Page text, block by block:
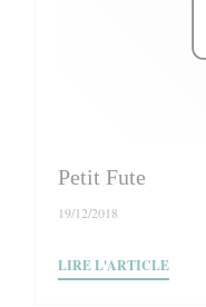
Petit Fute
19/12/2018
LIRE L'ARTICLE